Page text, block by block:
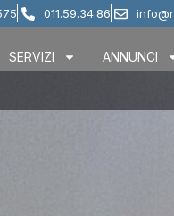
011.59.34.86
SERVIZI ANNUNCI